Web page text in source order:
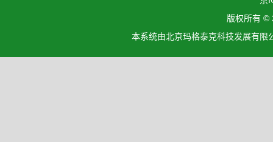
版权所有 ©
本系统由北京玛格泰克科技发展有